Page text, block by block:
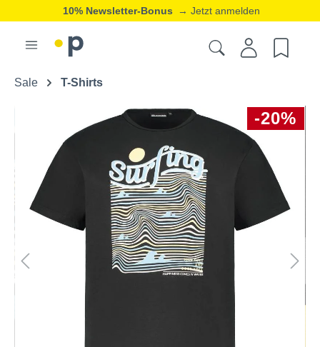
10% Newsletter-Bonus → Jetzt anmelden
Sale T-Shirts
-20%